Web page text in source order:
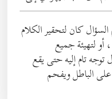
السؤال كان لتحقير الكلام
أو لتهيئة جميع
تام إليه حتى يقع
الباطل ويفحم